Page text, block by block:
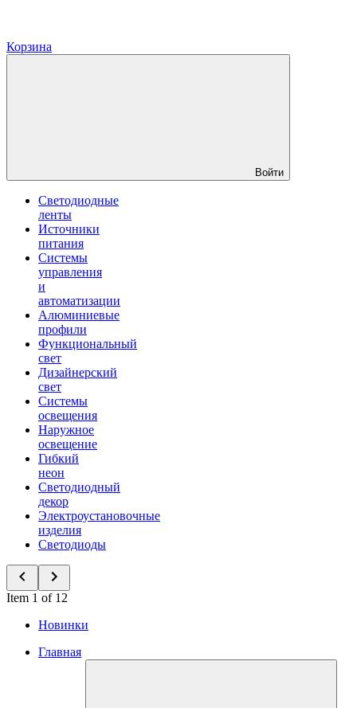
Корзина
Войти
Светодиодные
ленты
Источники
питания
Системы
управления
и
автоматизации
Алюминиевые
профили
Функциональный
свет
Дизайнерский
свет
Системы
освещения
Наружное
освещение
Гибкий
неон
Светодиодный
декор
Электроустановочные
изделия
Светодиоды
Item 1 of 12
Новинки
Главная